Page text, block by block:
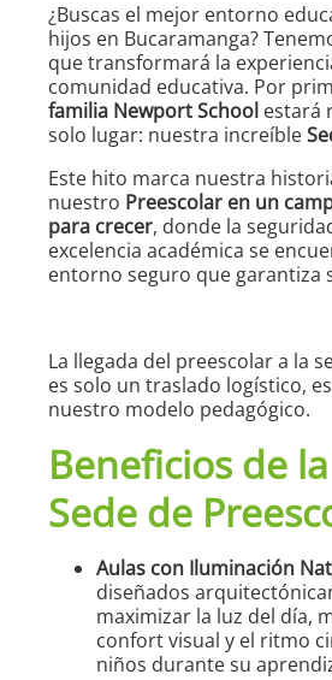
¿Buscas el mejor entorno
hijos en Bucaramanga?
que transformará la
comunidad educativa. Por
familia Newport School estará
solo lugar: nuestra increíble
Este hito marca nuestra
nuestro Preescolar en un
para crecer, donde la
excelencia académica se
entorno seguro que garantiza
La llegada del preescolar a la
es solo un traslado logístico,
nuestro modelo pedagógico.
Beneficios de
Sede de
Aulas con Iluminación
diseñados
maximizar la luz del día,
confort visual y el ritmo
niños durante su